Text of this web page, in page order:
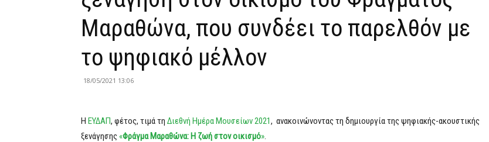
News
Μαραθώνα, που συνδέει το παρελθόν με
το ψηφιακό μέλλον
18/05/2021 13:06
Η ΕΥΔΑΠ, φέτος, τιμά τη Διεθνή Ημέρα Μουσείων 2021, ανακοινώνοντας τη δημιουργία της ψηφιακής-ακουστικής
ξενάγησης «Φράγμα Μαραθώνα: Η ζωή στον οικισμό».